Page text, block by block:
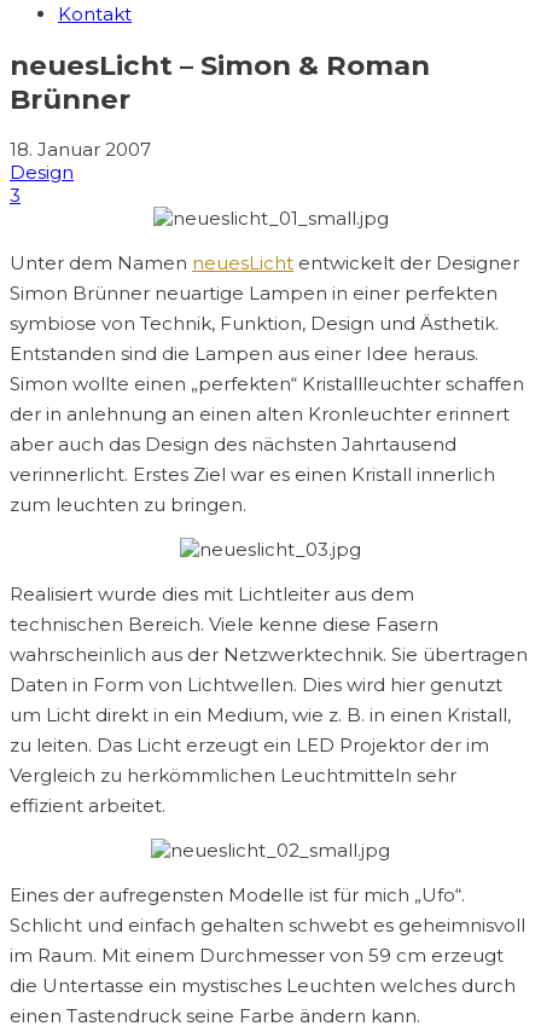
Kontakt
neuesLicht – Simon & Roman
Brünner
18. Januar 2007
Design
3
Unter dem Namen neuesLicht entwickelt der Designer
Simon Brünner neuartige Lampen in einer perfekten
symbiose von Technik, Funktion, Design und Ästhetik.
Entstanden sind die Lampen aus einer Idee heraus.
Simon wollte einen „perfekten“ Kristallleuchter schaffen
der in anlehnung an einen alten Kronleuchter erinnert
aber auch das Design des nächsten Jahrtausend
verinnerlicht. Erstes Ziel war es einen Kristall innerlich
zum leuchten zu bringen.
Realisiert wurde dies mit Lichtleiter aus dem
technischen Bereich. Viele kenne diese Fasern
wahrscheinlich aus der Netzwerktechnik. Sie übertragen
Daten in Form von Lichtwellen. Dies wird hier genutzt
um Licht direkt in ein Medium, wie z. B. in einen Kristall,
zu leiten. Das Licht erzeugt ein LED Projektor der im
Vergleich zu herkömmlichen Leuchtmitteln sehr
effizient arbeitet.
Eines der aufregensten Modelle ist für mich „Ufo“.
Schlicht und einfach gehalten schwebt es geheimnisvoll
im Raum. Mit einem Durchmesser von 59 cm erzeugt
die Untertasse ein mystisches Leuchten welches durch
einen Tastendruck seine Farbe ändern kann.